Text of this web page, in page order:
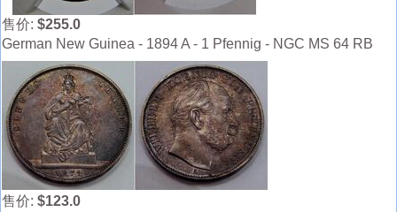
售价: $255.0
German New Guinea - 1894 A - 1 Pfennig - NGC MS 64 RB
售价: $123.0